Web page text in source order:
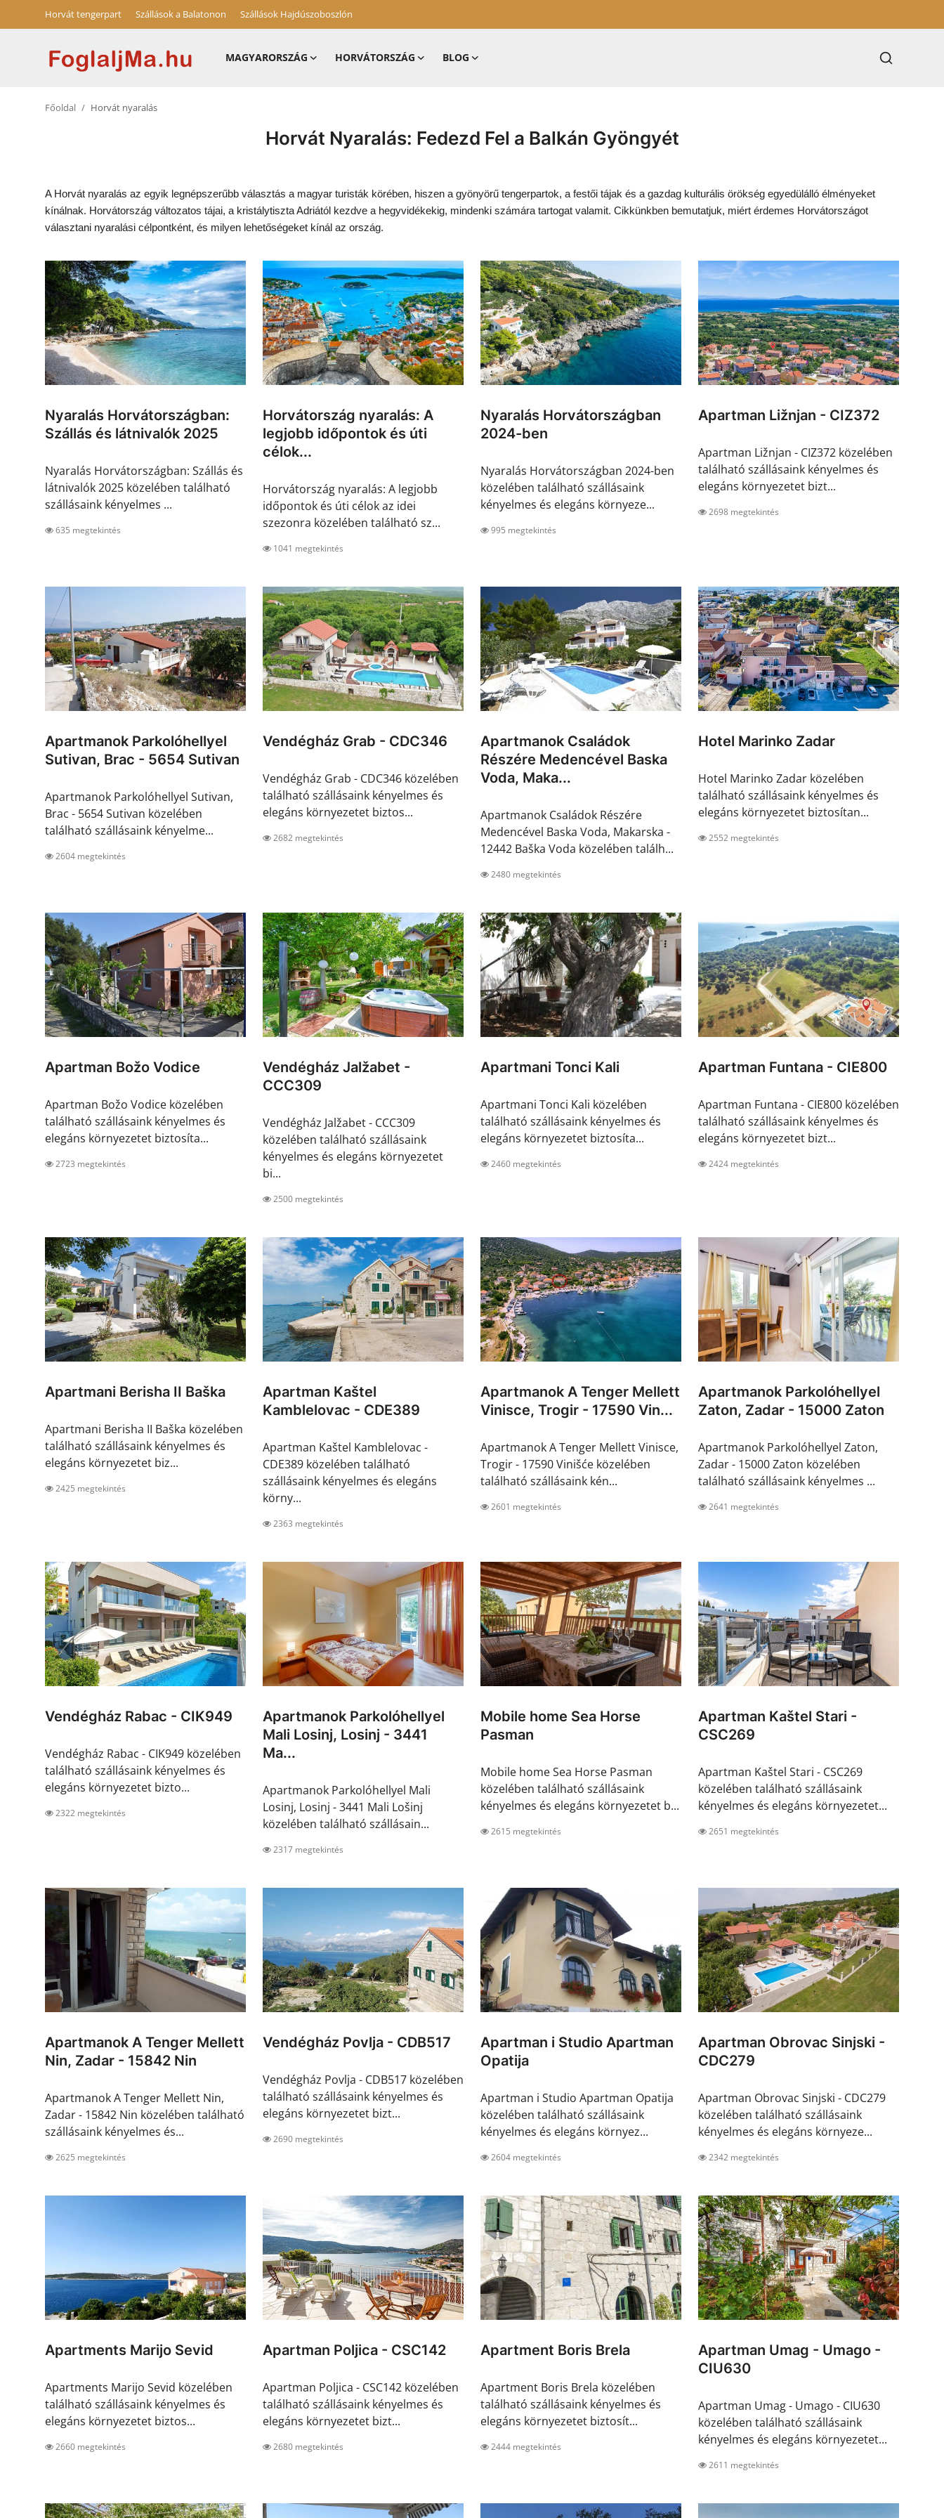
Horvát tengerpart Szállások a Balatonon Szállások Hajdúszoboszlón
MAGYARORSZÁG HORVÁTORSZÁG BLOG
Szállások Hajdúszoboszlón
Főoldal Horvát nyaralás
Horvát Nyaralás: Fedezd Fel a Balkán Gyöngyét
A Horvát nyaralás az egyik legnépszerűbb választás a magyar turisták körében, hiszen a gyönyörű tengerpartok, a festői tájak és a gazdag kulturális örökség egyedülálló élményeket
kínálnak. Horvátország változatos tájai, a kristálytiszta Adriától kezdve a hegyvidékekig, mindenki számára tartogat valamit. Cikkünkben bemutatjuk, miért érdemes Horvátországot
választani nyaralási célpontként, és milyen lehetőségeket kínál az ország.
Nyaralás Horvátországban:
Szállás és látnivalók 2025
Nyaralás Horvátországban: Szállás és
látnivalók 2025 közelében található
szállásaink kényelmes ...
635 megtekintés
Horvátország nyaralás: A
legjobb időpontok és úti
célok...
Horvátország nyaralás: A legjobb
időpontok és úti célok az idei
szezonra közelében található sz...
1041 megtekintés
Nyaralás Horvátországban
2024-ben
Nyaralás Horvátországban 2024-ben
közelében található szállásaink
kényelmes és elegáns környeze...
995 megtekintés
Apartman Ližnjan - CIZ372
Apartman Ližnjan - CIZ372 közelében
található szállásaink kényelmes és
elegáns környezetet bizt...
2698 megtekintés
Apartmanok Parkolóhellyel
Sutivan, Brac - 5654 Sutivan
Apartmanok Parkolóhellyel Sutivan,
Brac - 5654 Sutivan közelében
található szállásaink kényelme...
2604 megtekintés
Vendégház Grab - CDC346
Vendégház Grab - CDC346 közelében
található szállásaink kényelmes és
elegáns környezetet biztos...
2682 megtekintés
Apartmanok Családok
Részére Medencével Baska
Voda, Maka...
Apartmanok Családok Részére
Medencével Baska Voda, Makarska -
12442 Baška Voda közelében találh...
2480 megtekintés
Hotel Marinko Zadar
Hotel Marinko Zadar közelében
található szállásaink kényelmes és
elegáns környezetet biztosítan...
2552 megtekintés
Apartman Božo Vodice
Apartman Božo Vodice közelében
található szállásaink kényelmes és
elegáns környezetet biztosíta...
2723 megtekintés
Vendégház Jalžabet -
CCC309
Vendégház Jalžabet - CCC309
közelében található szállásaink
kényelmes és elegáns környezetet
bi...
2500 megtekintés
Apartmani Tonci Kali
Apartmani Tonci Kali közelében
található szállásaink kényelmes és
elegáns környezetet biztosíta...
2460 megtekintés
Apartman Funtana - CIE800
Apartman Funtana - CIE800 közelében
található szállásaink kényelmes és
elegáns környezetet bizt...
2424 megtekintés
Apartmani Berisha II Baška
Apartmani Berisha II Baška közelében
található szállásaink kényelmes és
elegáns környezetet biz...
2425 megtekintés
Apartman Kaštel
Kamblelovac - CDE389
Apartman Kaštel Kamblelovac -
CDE389 közelében található
szállásaink kényelmes és elegáns
körny...
2363 megtekintés
Apartmanok A Tenger Mellett
Vinisce, Trogir - 17590 Vin...
Apartmanok A Tenger Mellett Vinisce,
Trogir - 17590 Vinišće közelében
található szállásaink kén...
2601 megtekintés
Apartmanok Parkolóhellyel
Zaton, Zadar - 15000 Zaton
Apartmanok Parkolóhellyel Zaton,
Zadar - 15000 Zaton közelében
található szállásaink kényelmes ...
2641 megtekintés
Vendégház Rabac - CIK949
Vendégház Rabac - CIK949 közelében
található szállásaink kényelmes és
elegáns környezetet bizto...
2322 megtekintés
Apartmanok Parkolóhellyel
Mali Losinj, Losinj - 3441
Ma...
Apartmanok Parkolóhellyel Mali
Losinj, Losinj - 3441 Mali Lošinj
közelében található szállásain...
2317 megtekintés
Mobile home Sea Horse
Pasman
Mobile home Sea Horse Pasman
közelében található szállásaink
kényelmes és elegáns környezetet b...
2615 megtekintés
Apartman Kaštel Stari -
CSC269
Apartman Kaštel Stari - CSC269
közelében található szállásaink
kényelmes és elegáns környezetet...
2651 megtekintés
Apartmanok A Tenger Mellett
Nin, Zadar - 15842 Nin
Apartmanok A Tenger Mellett Nin,
Zadar - 15842 Nin közelében található
szállásaink kényelmes és...
2625 megtekintés
Vendégház Povlja - CDB517
Vendégház Povlja - CDB517 közelében
található szállásaink kényelmes és
elegáns környezetet bizt...
2690 megtekintés
Apartman i Studio Apartman
Opatija
Apartman i Studio Apartman Opatija
közelében található szállásaink
kényelmes és elegáns környez...
2604 megtekintés
Apartman Obrovac Sinjski -
CDC279
Apartman Obrovac Sinjski - CDC279
közelében található szállásaink
kényelmes és elegáns környeze...
2342 megtekintés
Apartments Marijo Sevid
Apartments Marijo Sevid közelében
található szállásaink kényelmes és
elegáns környezetet biztos...
2660 megtekintés
Apartman Poljica - CSC142
Apartman Poljica - CSC142 közelében
található szállásaink kényelmes és
elegáns környezetet bizt...
2680 megtekintés
Apartment Boris Brela
Apartment Boris Brela közelében
található szállásaink kényelmes és
elegáns környezetet biztosít...
2444 megtekintés
Apartman Umag - Umago -
CIU630
Apartman Umag - Umago - CIU630
közelében található szállásaink
kényelmes és elegáns környezetet...
2611 megtekintés